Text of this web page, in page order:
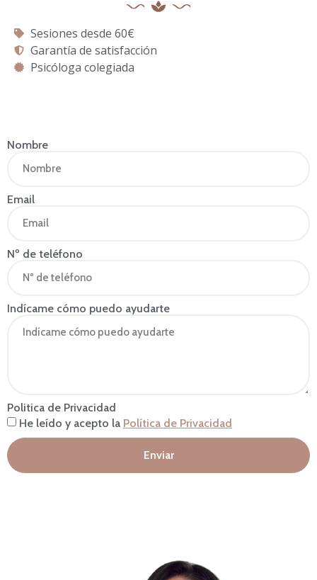
Sesiones desde 60€
Garantía de satisfacción
Psicóloga colegiada
Nombre
Email
Nº de teléfono
Indícame cómo puedo ayudarte
Politica de Privacidad
He leído y acepto la Política de Privacidad
Enviar